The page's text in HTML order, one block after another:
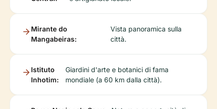
Mirante do
Mangabeiras:
Vista panoramica sulla
città.
Istituto
Inhotim:
Giardini d'arte e botanici di fama
mondiale (a 60 km dalla città).